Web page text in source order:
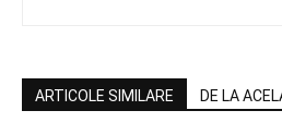
ARTICOLE SIMILARE DE LA